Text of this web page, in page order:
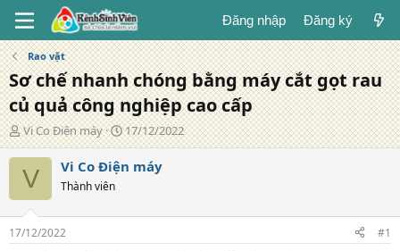
Đăng nhập Đăng ký
Rao vặt
Sơ chế nhanh chóng bằng máy cắt gọt rau
củ quả công nghiệp cao cấp
T
á
c
g
ả
Vi Co Điện máy
N
g
à
g
17/12/2022
V Vi Co Điện máy
Thành viên
17/12/2022 #1